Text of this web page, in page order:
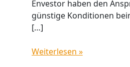
Envestor haben den
günstige Konditionen
[…]
Weiterlesen »